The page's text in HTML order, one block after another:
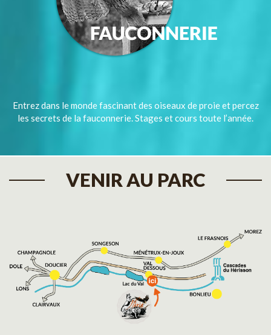
Entrez dans le monde fascinant des oiseaux de proie et percez
les secrets de la fauconnerie. Stages et cours toute l’année.
VENIR AU PARC